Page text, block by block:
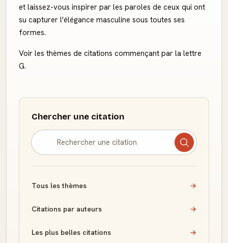
et laissez-vous inspirer par les paroles de ceux qui ont
su capturer l'élégance masculine sous toutes ses
formes.
Voir les thèmes de citations commençant par la lettre
G.
Chercher une citation
Tous les thèmes →
Citations par auteurs →
Les plus belles citations →